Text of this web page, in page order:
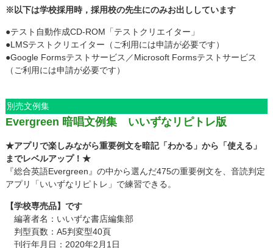
※以下は学校採用時，採用校の先生にのみお出ししています
●テスト自動作成CD-ROM「テストクリエイター」
●LMSテストクリエイター（ご利用には申請が必要です）
●Google Formsテストサービス／Microsoft Formsテストサービス
（ご利用には申請が必要です）
別売文例集
Evergreen 暗唱文例集 いいずなリピトレ版
★アプリで楽しみながら重要例文を暗記「わかる」から「使える」
までレベルアップ！★
『総合英語Evergreen』の中から選んだ475の重要例文を、音読判定
アプリ「いいずなリピトレ」で練習できる。
【学校専売品】です
編著者名：いいずな書店編集部
判型頁数：A5判変型40頁
刊行年月日：2020年2月1日